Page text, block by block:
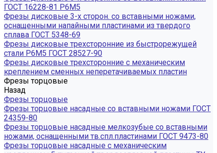
ГОСТ 16228-81 Р6М5
Фрезы дисковые 3-х сторон. со вставными ножами,
оснащенными напайными пластинами из твердого
сплава ГОСТ 5348-69
Фрезы дисковые трехсторонние из быстрорежущей
стали Р6М5 ГОСТ 28527-90
Фрезы дисковые трехсторонние с механическим
креплением сменных неперетачиваемых пластин
Фрезы торцовые
Назад
Фрезы торцовые
Фрезы торцовые насадные со вставными ножами ГОСТ
24359-80
Фрезы торцовые насадные мелкозубые со вставными
ножами, оснащенными тв.спл.пластинами ГОСТ 9473-80
Фрезы торцовые насадные с механическим